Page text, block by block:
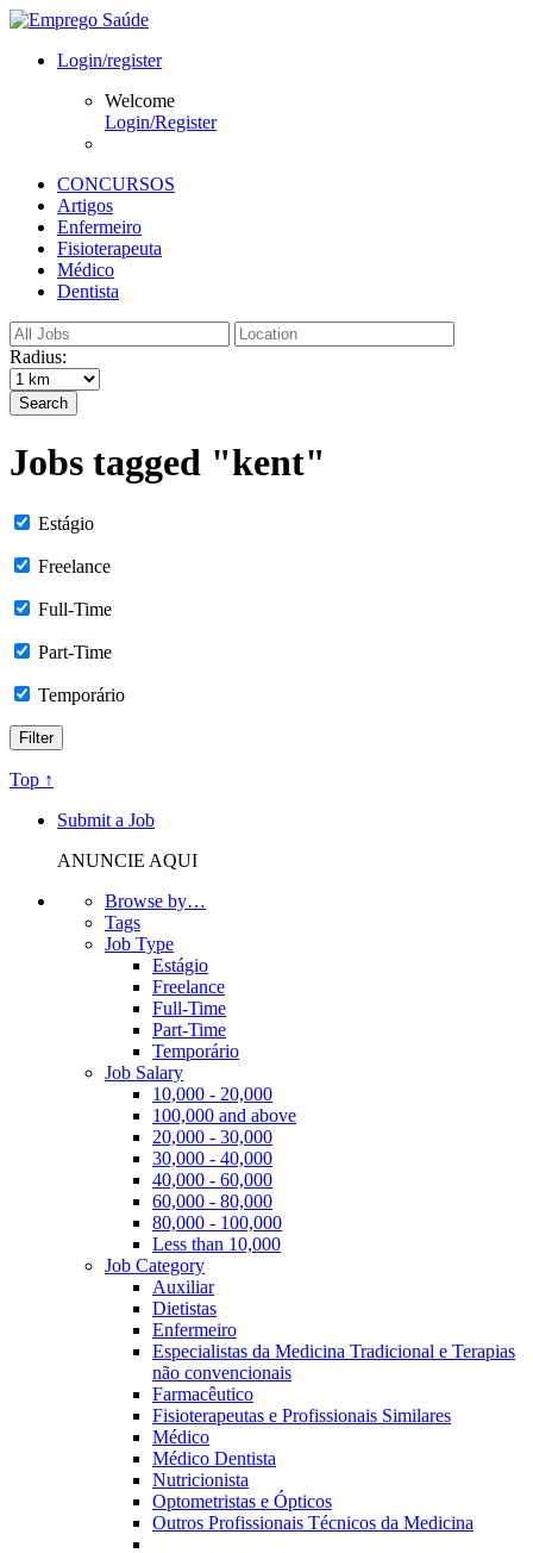
Login/register
Welcome
Login/Register
CONCURSOS
Artigos
Enfermeiro
Fisioterapeuta
Médico
Dentista
Radius:
Search
Jobs tagged "kent"
Estágio
Freelance
Full-Time
Part-Time
Temporário
Top ↑
Submit a Job
ANUNCIE AQUI
Browse by…
Tags
Job Type
Estágio
Freelance
Full-Time
Part-Time
Temporário
Job Salary
10,000 - 20,000
100,000 and above
20,000 - 30,000
30,000 - 40,000
40,000 - 60,000
60,000 - 80,000
80,000 - 100,000
Less than 10,000
Job Category
Auxiliar
Dietistas
Enfermeiro
Especialistas da Medicina Tradicional e Terapias
não convencionais
Farmacêutico
Fisioterapeutas e Profissionais Similares
Médico
Médico Dentista
Nutricionista
Optometristas e Ópticos
Outros Profissionais Técnicos da Medicina